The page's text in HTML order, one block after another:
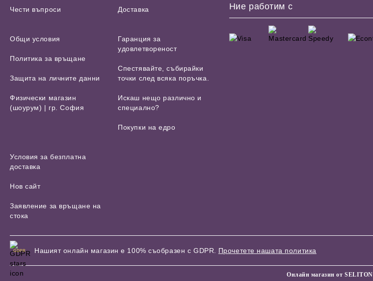
Чести въпроси Доставка
Общи условия
Политика за връщане
Защита на личните данни
Физически магазин
(шоурум) | гр. София
Гаранция за
удовлетвореност
Спестявайте, събирайки
точки след всяка поръчка.
Искаш нещо различно и
специално?
Покупки на едро
Условия за безплатна
доставка
Нов сайт
Заявление за връщане на
стока
Ние работим с
GDPR Нашият онлайн магазин е 100% съобразен с GDPR. Прочетете нашата политика
Онлайн магазин от SELITON